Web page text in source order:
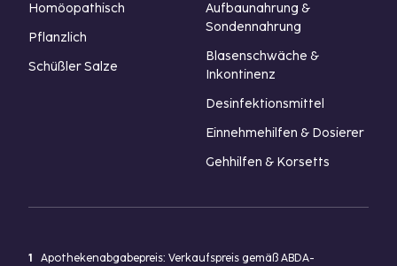
Homöopathisch
Pflanzlich
Schüßler Salze
Aufbaunahrung &
Sondennahrung
Blasenschwäche &
Inkontinenz
Desinfektionsmittel
Einnehmehilfen & Dosierer
Gehhilfen & Korsetts
1
Apothekenabgabepreis: Verkaufspreis gemäß ABDA-